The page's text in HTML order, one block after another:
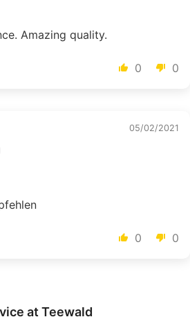
Amazing quality.
0 0
05/02/2021
0 0
at Teewald